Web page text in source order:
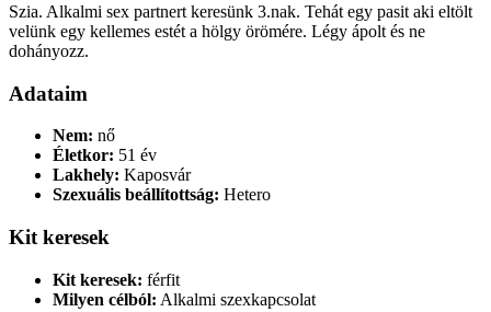
Szia. Alkalmi sex partnert keresünk 3.nak. Tehát egy pasit aki eltölt
velünk egy kellemes estét a hölgy örömére. Légy ápolt és ne
dohányozz.
Adataim
Nem: nő
Életkor: 51 év
Lakhely: Kaposvár
Szexuális beállítottság: Hetero
Kit keresek
Kit keresek: férfit
Milyen célból: Alkalmi szexkapcsolat